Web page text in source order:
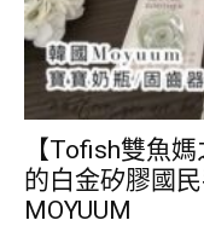
【Tofish雙魚
的白金矽膠國
MOYUUM